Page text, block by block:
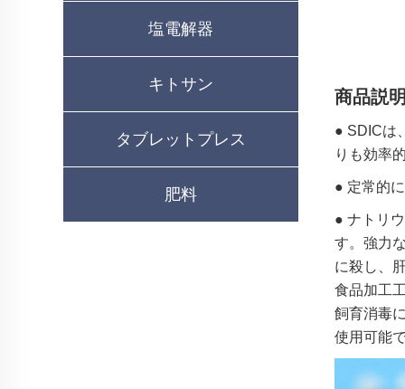
塩電解器
キトサン
タブレットプレス
肥料
商品説
● SDICは
りも効率
● 定常的
● ナトリ
す。強力
に殺し、
食品加工
飼育消毒
使用可能